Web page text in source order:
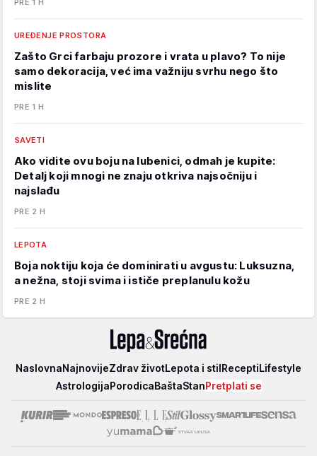
PRE 1 H
UREĐENJE PROSTORA
Zašto Grci farbaju prozore i vrata u plavo? To nije
samo dekoracija, već ima važniju svrhu nego što
mislite
PRE 1 H
SAVETI
Ako vidite ovu boju na lubenici, odmah je kupite:
Detalj koji mnogi ne znaju otkriva najsočniju i
najslađu
PRE 2 H
LEPOTA
Boja noktiju koja će dominirati u avgustu: Luksuzna,
a nežna, stoji svima i ističe preplanulu kožu
PRE 2 H
Lepa
NaslovnaNajnovijeZdrav životLepota i stilReceptiLifestyle
AstrologijaPorodicaBaštaStanPretplati se